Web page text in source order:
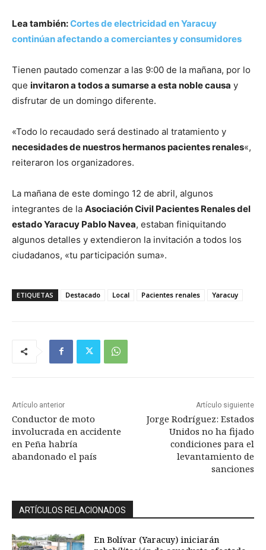
Lea también:Cortes de electricidad en Yaracuy
continúan afectando a comerciantes y consumidores
Tienen pautado comenzar a las 9:00 de la mañana, por lo
que invitaron a todos a sumarse a esta noble causa y
disfrutar de un domingo diferente.
«Todo lo recaudado será destinado al tratamiento y
necesidades de nuestros hermanos pacientes renales«,
reiteraron los organizadores.
La mañana de este domingo 12 de abril, algunos
integrantes de la Asociación Civil Pacientes Renales del
estado Yaracuy Pablo Navea, estaban finiquitando
algunos detalles y extendieron la invitación a todos los
ciudadanos, «tu participación suma».
ETIQUETAS Destacado Local Pacientes renales Yaracuy
Artículo anterior
Conductor de moto
involucrada en accidente
en Peña habría
abandonado el país
Artículo siguiente
Jorge Rodríguez: Estados
Unidos no ha fijado
condiciones para el
levantamiento de
sanciones
ARTÍCULOS RELACIONADOS
En Bolívar (Yaracuy) iniciarán